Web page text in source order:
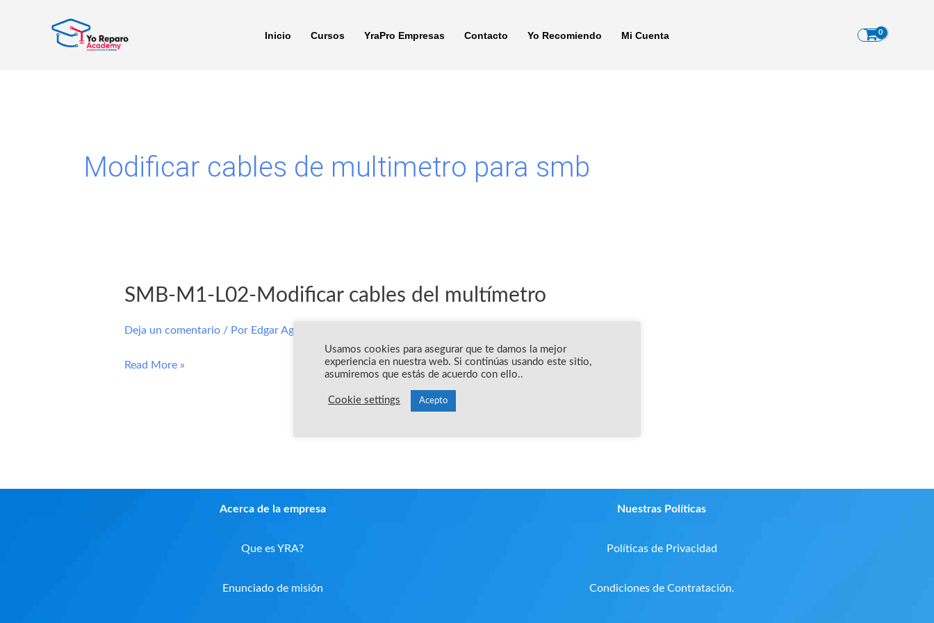
Inicio Cursos YraPro Empresas Contacto Yo Recomiendo Mi Cuenta
Modificar cables de multimetro para smb
SMB-M1-L02-Modificar cables del multímetro
Deja un comentario / Por Edgar Aguirre
SMB-
L02-
Read More »
Acerca de la empresa
Que es YRA?
Enunciado de misión
Nuestras Políticas
Políticas de Privacidad
Condiciones de Contratación.
Usamos cookies para asegurar que te damos la mejor
experiencia en nuestra web. Si continúas usando este sitio,
asumiremos que estás de acuerdo con ello..
Cookie settings Acepto